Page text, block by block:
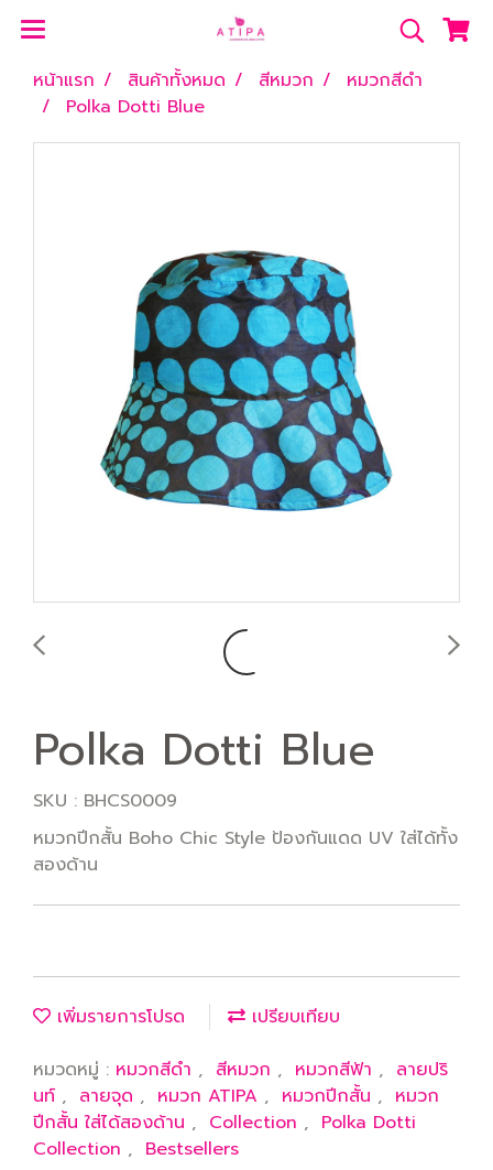
หน้าแรก สินค้าทั้งหมด สีหมวก
หมวกสีดำ
Polka Dotti Blue
Polka Dotti Blue
SKU : BHCS0009
หมวกปีกสั้น Boho Chic Style ป้องกันแดด UV ใส่ได้ทั้ง
สองด้าน
เพิ่มรายการโปรด
เปรียบเทียบ
หมวดหมู่ : หมวกสีดำ , สีหมวก , หมวกสีฟ้า , ลายปริ
นท์ , ลายจุด , หมวก ATIPA , หมวกปีกสั้น , หมวก
ปีกสั้น ใส่ได้สองด้าน , Collection , Polka Dotti
Collection , Bestsellers